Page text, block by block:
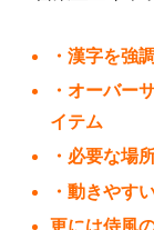
・漢字を強
・オーバー
イテム
・必要な場
・動きやす
更には侍風